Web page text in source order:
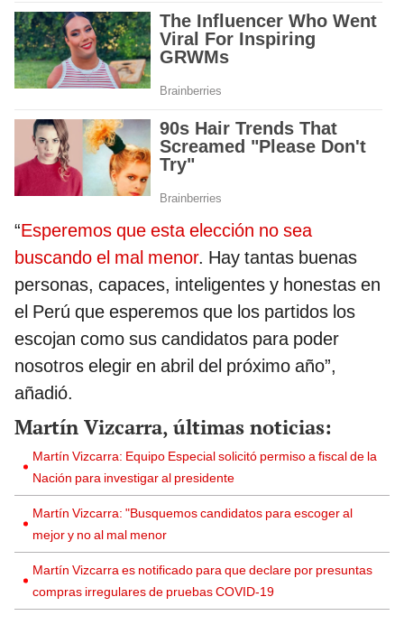
“Esperemos que esta elección no sea
buscando el mal menor. Hay tantas buenas
personas, capaces, inteligentes y honestas en
el Perú que esperemos que los partidos los
escojan como sus candidatos para poder
nosotros elegir en abril del próximo año”,
añadió.
Martín Vizcarra, últimas noticias:
Martín Vizcarra: Equipo Especial solicitó permiso a fiscal de la
Nación para investigar al presidente
Martín Vizcarra: "Busquemos candidatos para escoger al
mejor y no al mal menor
Martín Vizcarra es notificado para que declare por presuntas
compras irregulares de pruebas COVID-19